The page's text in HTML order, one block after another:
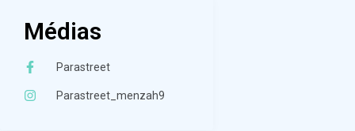
Médias
Parastreet
Parastreet_menzah9